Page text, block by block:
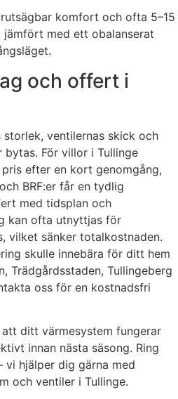
komfort och ofta 5–15
jämfört med ett obalanserat
och offert i
ventilernas skick och
För villor i Tullinge
efter en kort genomgång,
BRF:er får en tydlig
med tidsplan och
kan ofta utnyttjas för
vilket sänker totalkostnaden.
skulle innebära för ditt hem
Trädgårdsstaden, Tullingeberg
oss för en kostnadsfri
ditt värmesystem fungerar
innan nästa säsong. Ring
vi hjälper dig gärna med
och ventiler i Tullinge.